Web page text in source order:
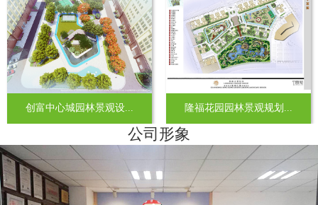
创富中心城园林景观设... 隆福花园园林景观规划...
公司形象